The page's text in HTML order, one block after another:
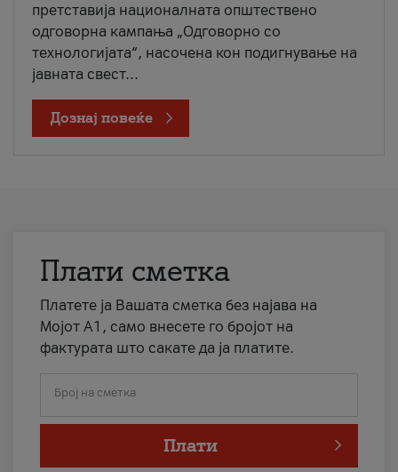
претставија националната општествено
одговорна кампања „Одговорно со
технологијата“, насочена кон подигнување на
јавната свест...
Дознај повеќе
Плати сметка
Платете ја Вашата сметка без најава на
Мојот А1, само внесете го бројот на
фактурата што сакате да ја платите.
Број на сметка
Плати